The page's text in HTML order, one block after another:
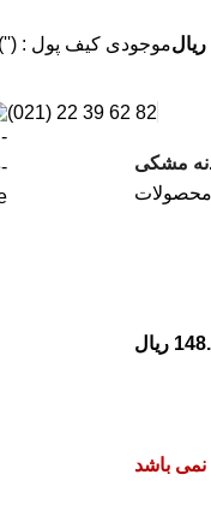
ریالموجودی کیف پول :
82 62 39 22 (021)
مشکی
ریال
نمی باشد